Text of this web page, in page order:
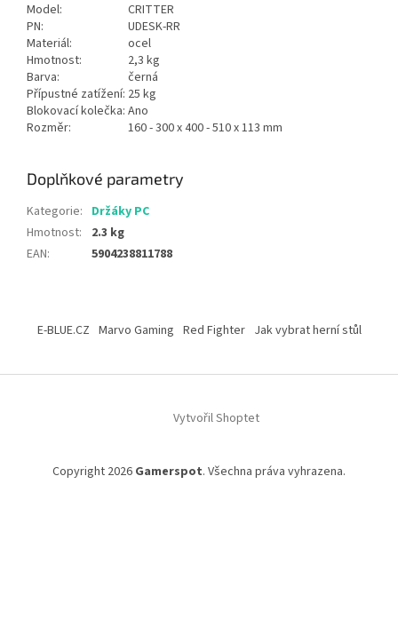
Model:
CRITTER
PN:
UDESK-RR
Materiál:
ocel
Hmotnost:
2,3 kg
Barva:
černá
Přípustné zatížení: 25 kg
Blokovací kolečka: Ano
Rozměr:
160 - 300 x 400 - 510 x 113 mm
Doplňkové parametry
Kategorie: Držáky PC
Hmotnost:
2.3 kg
EAN: 5904238811788
E-BLUE.CZ Marvo Gaming Red Fighter Jak vybrat herní stůl
Vytvořil Shoptet
Copyright 2026 Gamerspot. Všechna práva vyhrazena.